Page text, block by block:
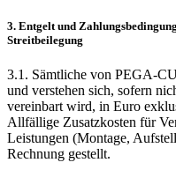
3. Entgelt und
Streitbeilegung
3.1. Sämtliche von PEGA-
und verstehen sich, sofern
vereinbart wird, in Euro
Allfällige Zusatzkosten für
Leistungen (Montage,
Rechnung gestellt.